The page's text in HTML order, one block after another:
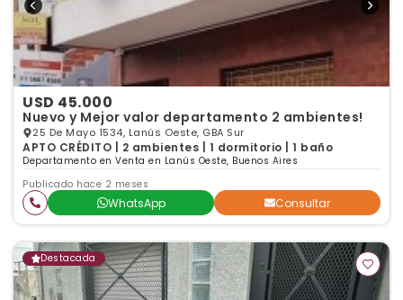
USD 45.000
Nuevo y Mejor valor departamento 2 ambientes!
25 De Mayo 1534, Lanús Oeste, GBA Sur
APTO CRÉDITO | 2 ambientes | 1 dormitorio | 1 baño
Departamento en Venta en Lanús Oeste, Buenos Aires
Publicado hace 2 meses
WhatsApp Consultar
Destacada